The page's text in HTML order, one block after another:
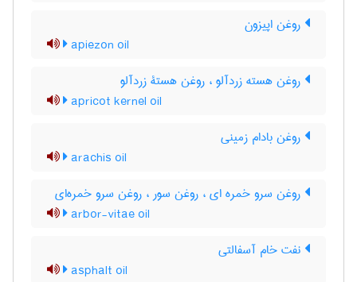
روغن اپیزون
apiezon oil
روغن هسته زردآلو ، روغن هستۀ زردآلو
apricot kernel oil
روغن بادام زمینی
arachis oil
روغن سرو خمره ای ، روغن سور ، روغن سرو خمره‌ای
arbor-vitae oil
نفت خام آسفالتی
asphalt oil